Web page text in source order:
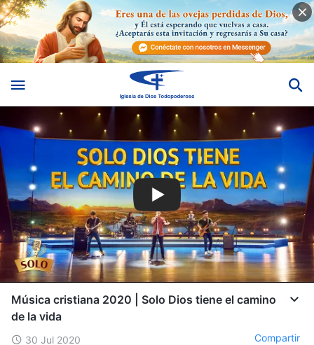
Música cristiana 2020 | Solo Dios tiene el camino
de la vida
30 Jul 2020 Compartir